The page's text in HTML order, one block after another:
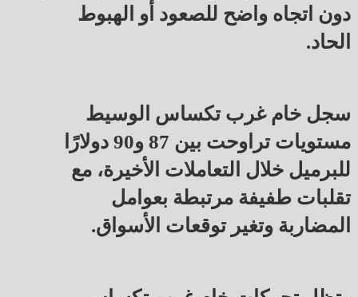
دون اتجاه واضح للصعود أو الهبوط
الحاد.
سجل خام غرب تكساس الوسيط
مستويات تراوحت بين 87 و90 دولارًا
للبرميل خلال التعاملات الأخيرة، مع
تقلبات طفيفة مرتبطة بعوامل
المضاربة وتغير توقعات الأسواق.